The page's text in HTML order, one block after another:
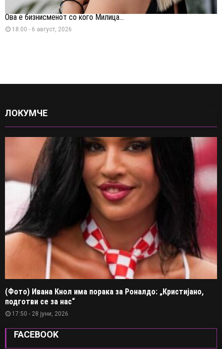
Ова е бизнисменот со кого Милица...
18:00 - 6 август, 2026
ЛОКУМЧЕ
(Фото) Ивана Кнол има порака за Роналдо: „Кристијано,
подготви се за нас“
17:50 - 28 јуни, 2026
FACEBOOK